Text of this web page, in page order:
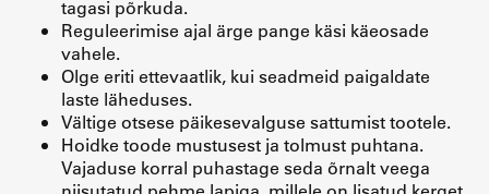
tagasi põrkuda.
Reguleerimise ajal ärge pange käsi käeosade
vahele.
Olge eriti ettevaatlik, kui seadmeid paigaldate
laste läheduses.
Vältige otsese päikesevalguse sattumist tootele.
Hoidke toode mustusest ja tolmust puhtana.
Vajaduse korral puhastage seda õrnalt veega